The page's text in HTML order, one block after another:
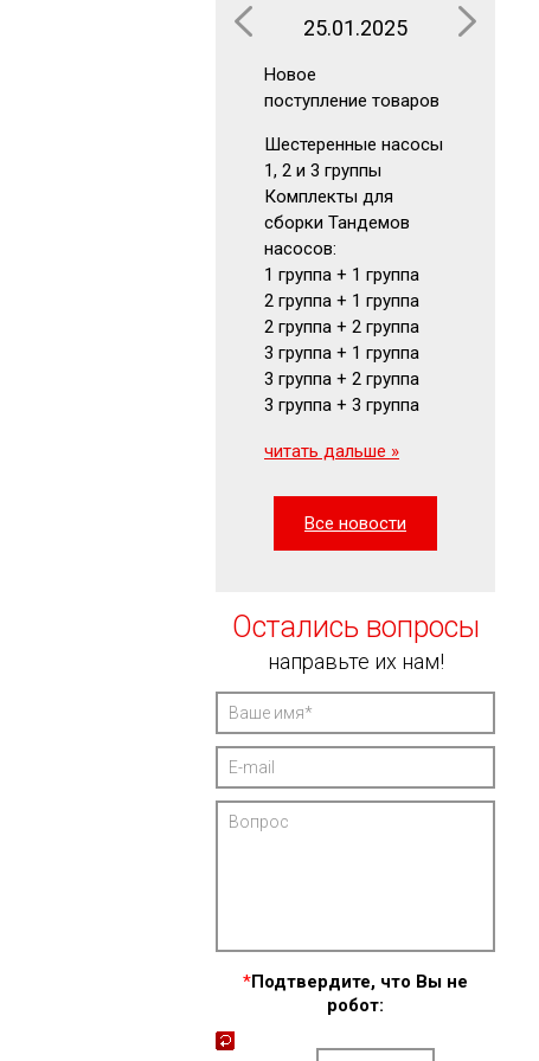
25.01.2025
Новое
поступление товаров
Шестеренные насосы
1, 2 и 3 группы
Комплекты для
сборки Тандемов
насосов:
1 группа + 1 группа
2 группа + 1 группа
2 группа + 2 группа
3 группа + 1 группа
3 группа + 2 группа
3 группа + 3 группа
читать дальше »
Все новости
Остались вопросы
направьте их нам!
*Подтвердите, что Вы не
робот: